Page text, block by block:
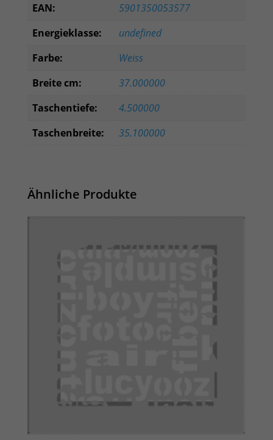
EAN:
5901350053577
Energieklasse:
undefined
Farbe:
Weiss
Breite cm:
37.000000
Taschentiefe:
4.500000
Taschenbreite:
35.100000
Ähnliche Produkte